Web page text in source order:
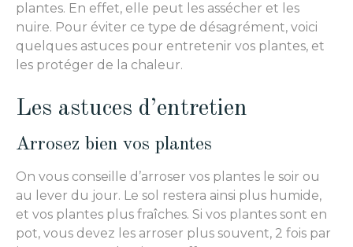
plantes. En effet, elle peut les assécher et les
nuire. Pour éviter ce type de désagrément, voici
quelques astuces pour entretenir vos plantes, et
les protéger de la chaleur.
Les astuces d’entretien
Arrosez bien vos plantes
On vous conseille d’arroser vos plantes le soir ou
au lever du jour. Le sol restera ainsi plus humide,
et vos plantes plus fraîches. Si vos plantes sont en
pot, vous devez les arroser plus souvent, 2 fois par